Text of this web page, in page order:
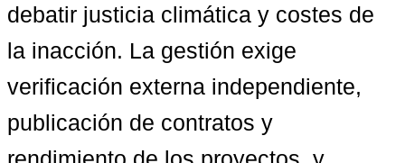
debatir justicia climática y costes de
la inacción. La gestión exige
verificación externa independiente,
publicación de contratos y